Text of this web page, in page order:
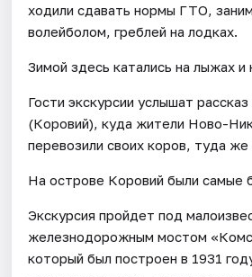
ходили сдавать нормы ГТО,
волейболом, греблей на лодках.
Зимой здесь катались на лыжах и
​Гости экскурсии услышат
(Коровий), куда жители Ново-
перевозили своих коров, туда
На острове Коровий были самые
Экскурсия пройдет под
железнодорожным мостом
который был построен в 1931